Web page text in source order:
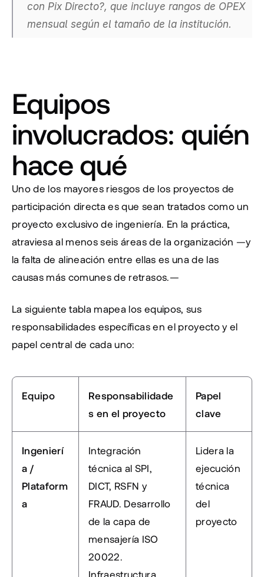
con Pix Directo?, que incluye rangos de OPEX
mensual según el tamaño de la institución.
Equipos
involucrados: quién
hace qué
Uno de los mayores riesgos de los proyectos de
participación directa es que sean tratados como un
proyecto exclusivo de ingeniería. En la práctica,
atraviesa al menos seis áreas de la organización —y
la falta de alineación entre ellas es una de las
causas más comunes de retrasos.—
La siguiente tabla mapea los equipos, sus
responsabilidades específicas en el proyecto y el
papel central de cada uno:
Equipo
Responsabilidade
s en el proyecto
Papel
clave
Ingenierí
a /
Plataform
a
Integración
técnica al SPI,
DICT, RSFN y
FRAUD. Desarrollo
de la capa de
mensajería ISO
20022.
Infraestructura
Lidera la
ejecución
técnica
del
proyecto